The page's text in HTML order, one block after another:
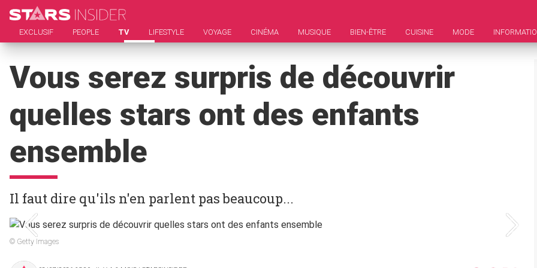
EXCLUSIF PEOPLE TV LIFESTYLE VOYAGE CINÉMA MUSIQUE BIEN-ÊTRE CUISINE MODE
Vous serez surpris de découvrir
quelles stars ont des enfants
ensemble
Il faut dire qu'ils n'en parlent pas beaucoup...
© Getty Images